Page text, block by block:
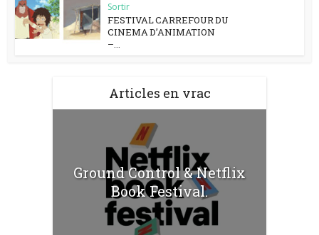
Sortir
FESTIVAL CARREFOUR DU
CINEMA D’ANIMATION
–...
Articles en vrac
Ground Control & Netflix
Book Festival.